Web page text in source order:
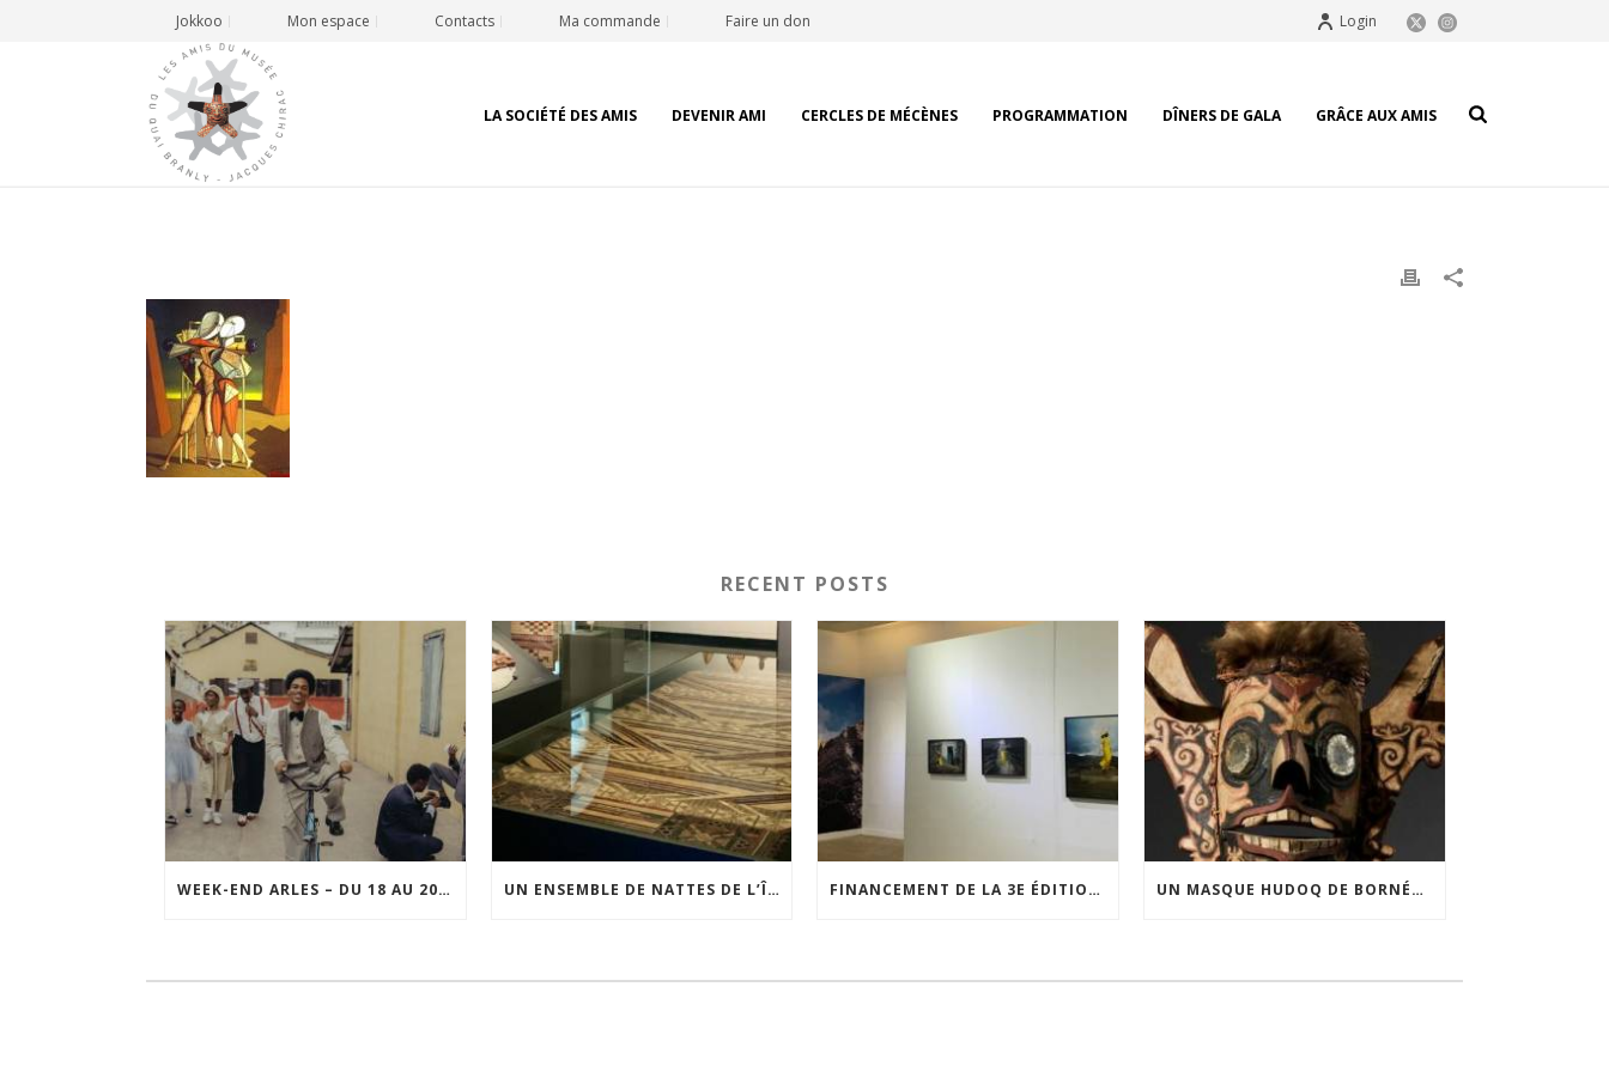
Jokkoo Mon espace Contacts Ma commande Faire un don Login
LA SOCIÉTÉ DES AMIS DEVENIR AMI CERCLES DE MÉCÈNES PROGRAMMATION DÎNERS DE GALA GRÂCE AUX AMIS
RECENT POSTS
WEEK-END ARLES – DU 18 AU 20 SEPTEMBRE 2026 UN ENSEMBLE DE NATTES DE L’ÎLE DE WAIGEO RESTAURÉ GRÂCE AU SOUTIEN DU CERCLE LÉVI-STRAUSS FINANCEMENT DE LA 3E ÉDITION DE L’EXPOSITION DU PRIX POUR LA PHOTOGRAPHIE PAR LE CERCLE POUR LA PHOTOGRAPHIE ET L’ART CONTEMPORAIN UN MASQUE HUDOQ DE BORNÉO ACQUIS GRÂCE AU SOUTIEN DU CERCLE LÉVI-STRAUSS